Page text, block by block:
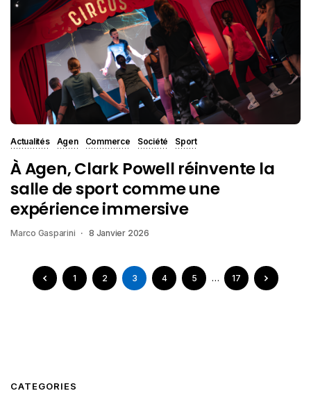
Actualités Agen Commerce Société Sport
À Agen, Clark Powell réinvente la
salle de sport comme une
expérience immersive
Marco Gasparini 8 Janvier 2026
1 2 3 4 5 … 17
CATEGORIES